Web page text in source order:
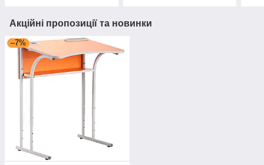
Акційні пропозиції та новинки
–7%